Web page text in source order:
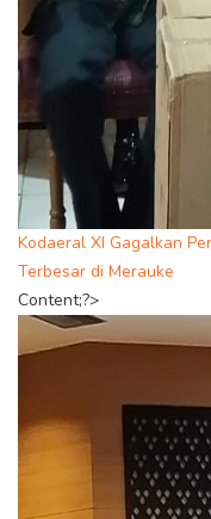
Kodaeral XI Gagalkan
Terbesar di Merauke
Content;?>